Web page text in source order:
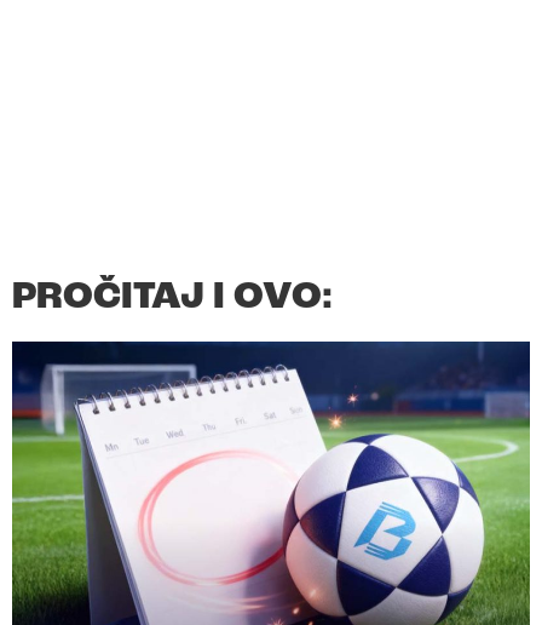
PROČITAJ I OVO: